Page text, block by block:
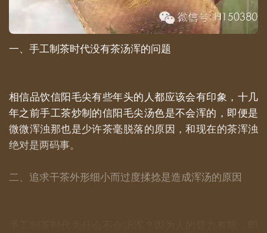
一、手工制茶时代没有茶汤浑的问题
相信品饮信阳毛尖有些年头的人都应该会有印象，十几
年之前手工茶炒制的信阳毛尖汤色是不会浑的，即便是
微微浑浊那也是少许茶毫脱落的原因，和现在的茶浑浊
绝对是两码事。
二、追求干茶外形细小而过度揉捻是造成浑汤的原因